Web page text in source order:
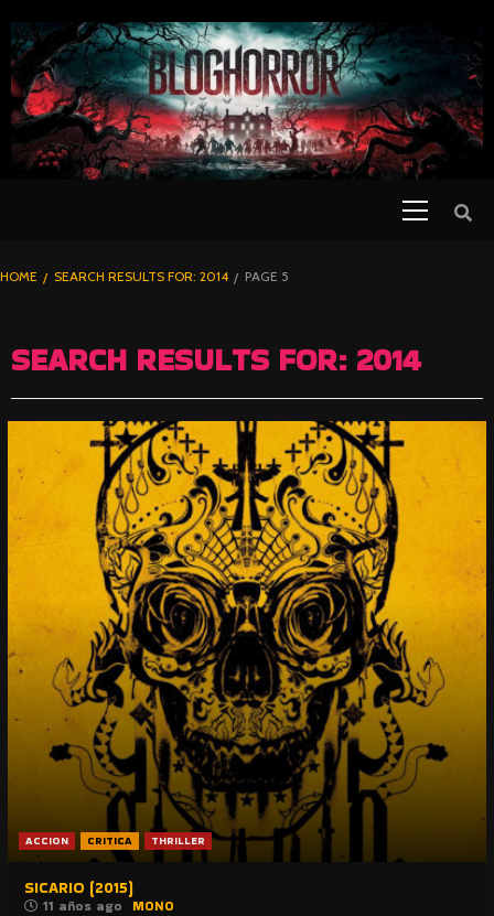
TO
CONTENT
BLOGHORROR
HOME SEARCH RESULTS FOR: 2014 PAGE 5
SEARCH RESULTS FOR: 2014
ACCION CRITICA THRILLER
SICARIO (2015)
11 años ago MONO